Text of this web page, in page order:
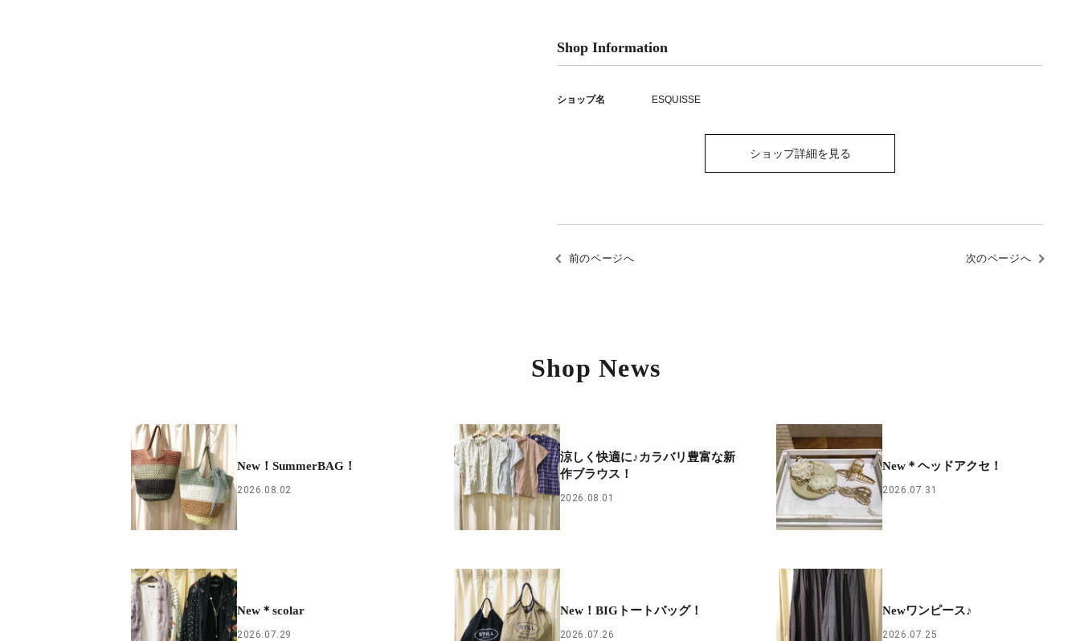
Shop Information
ショップ名 ESQUISSE
ショップ詳細を見る
前のページへ 次のページへ
Shop News
New！SummerBAG！
2026.08.02
涼しく快適に♪カラバリ豊富な新
作ブラウス！
2026.08.01
New＊ヘッドアクセ！
2026.07.31
New＊scolar
2026.07.29
New！BIGトートバッグ！
2026.07.26
Newワンピース♪
2026.07.25